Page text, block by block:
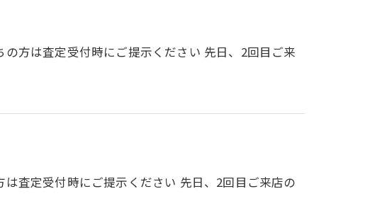
方は査定受付時にご提示ください 先日、2回目ご来
査定受付時にご提示ください 先日、2回目ご来店の